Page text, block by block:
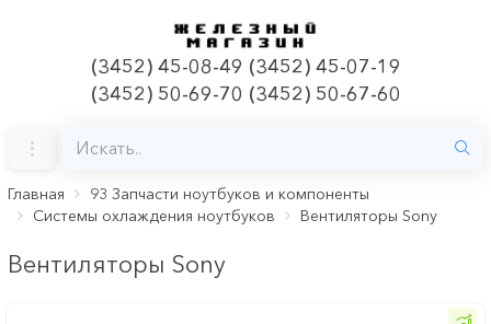
(3452) 45-08-49 (3452) 45-07-19
(3452) 50-69-70 (3452) 50-67-60
Главная
93 Запчасти ноутбуков и компоненты
Системы охлаждения ноутбуков
Вентиляторы Sony
Вентиляторы Sony